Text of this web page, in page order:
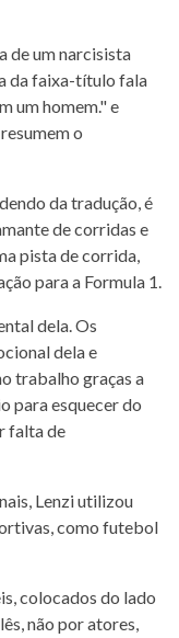
de um narcisista
da faixa-título fala
um homem." e
o
da tradução, é
de corridas e
pista de corrida,
para a Formula 1.
dela. Os
dela e
trabalho graças a
para esquecer do
falta de
Lenzi utilizou
como futebol
colocados do lado
não por atores,